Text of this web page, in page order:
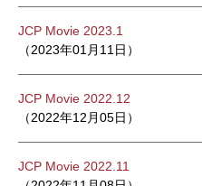
JCP Movie 2023.1
（2023年01月11日）
JCP Movie 2022.12
（2022年12月05日）
JCP Movie 2022.11